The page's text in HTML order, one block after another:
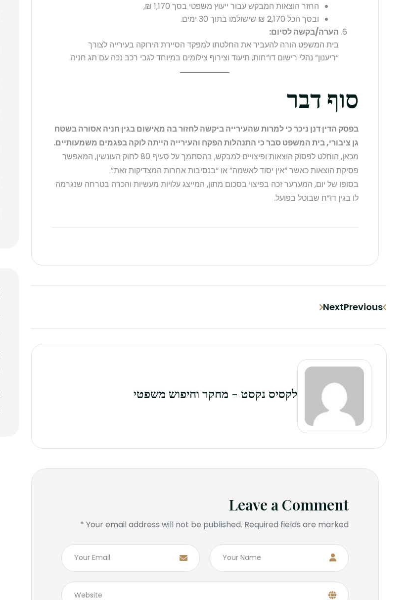
החזר הוצאות המבקש עבור ייעוץ משפטי בסך 1,170 ₪,
ובסך הכל 2,170 ₪ שישולמו בתוך 30 ימים.
הערה/בקשה לסיום:
בית המשפט הורה להעביר את החלטתו למפקד הסיירת הירוקה בעירייה לצורך
“ריענון” נהלי רישום דו”חות, תיעוד וצירוף צילומים במיוחד לגבי רכב נכה עם תג חניה.
סוף דבר
בפסק הדין דנן ניכר כי למרות שהעירייה ביקשה לחזור בה מאישום בגין חניה אסורה בשטח
גן ציבורי, בית המשפט סבר כי התנהלות הפקח והעירייה הייתה לוקה בפגמים משמעותיים.
מכאן, הוחלט לפסוק הוצאות ופיצויים למבקש, בהסתמך על סעיף 80 לחוק העונשין, המאפשר
פסיקת הוצאות כאשר “אין יסוד לאשמה” או “בנסיבות אחרות המצדיקות זאת”.
בסופו של יום, המערער זכה בפיצוי בסכום מתון, המייצג עלויות מעשיות והכרה בטרחה שנגרמה
לו בגין דו”ח שבוטל בפועל.
Previous
Next
לקסיס נקסט - מחקר וחיפוש משפטי
Leave a Comment
Your email address will not be published. Required fields are marked *